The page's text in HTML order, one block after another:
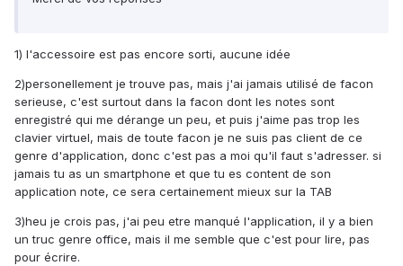
1) l'accessoire est pas encore sorti, aucune idée
2)personellement je trouve pas, mais j'ai jamais utilisé de facon
serieuse, c'est surtout dans la facon dont les notes sont
enregistré qui me dérange un peu, et puis j'aime pas trop les
clavier virtuel, mais de toute facon je ne suis pas client de ce
genre d'application, donc c'est pas a moi qu'il faut s'adresser. si
jamais tu as un smartphone et que tu es content de son
application note, ce sera certainement mieux sur la TAB
3)heu je crois pas, j'ai peu etre manqué l'application, il y a bien
un truc genre office, mais il me semble que c'est pour lire, pas
pour écrire.